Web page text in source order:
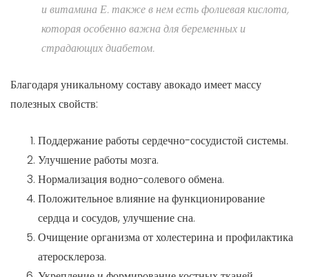
и витамина Е. также в нем есть фолиевая кислота,
которая особенно важна для беременных и
страдающих диабетом.
Благодаря уникальному составу авокадо имеет массу
полезных свойств:
Поддержание работы сердечно-сосудистой системы.
Улучшение работы мозга.
Нормализация водно-солевого обмена.
Положительное влияние на функционирование
сердца и сосудов, улучшение сна.
Очищение организма от холестерина и профилактика
атеросклероза.